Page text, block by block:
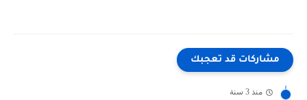
مشاركات قد تعجبك
منذ 3 سنة